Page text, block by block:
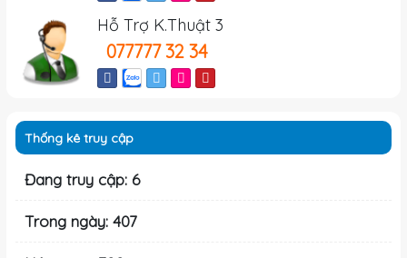
Hỗ Trợ K.Thuật 3
077777 32 34
Thống kê truy cập
Đang truy cập: 6
Trong ngày: 407